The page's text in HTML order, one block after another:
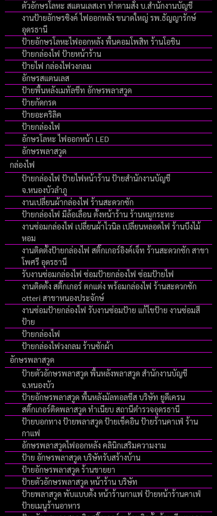
ตัวอักษรโลหะ สแตนเลสเงา ทำตามสั่ง บ.สำนักงานบัญชี
งานป้ายอักษรซิงค์ ไฟออกหลัง ขนาดใหญ่ รพ.ธัญญารักษ์
อุดรธานี
ป้ายอักษรโลหะไฟออกหลัง พื้นคอมโพสิท ร้านโอชิน
ป้ายกล่องไฟ ป้ายหน้าร้าน
ป้ายไฟ กล่องไฟวงกลม
อักษรสแตนเลส
ป้ายพื้นหลังเมทัลชีท อักษรพลาสวูด
ป้ายกัดกรด
ป้ายอะคริลิค
ป้ายกล่องไฟ
อักษรโลหะ ไฟออกหน้า LED
อักษรพลาสวูด
กล่องไฟ
ป้ายกล่องไฟ ป้ายไฟหน้าร้าน ป้ายสำนักงานบัญชี
จ.หนองบัวลำภู
งานเปลี่ยนผ้ากล่องไฟ ร้านสะดวกซัก
ป้ายกล่องไฟ มีล้อเลื่อน ตั้งหน้าร้าน ร้านหมูกระทะ
งานซ่อมกล่องไฟ เปลี่ยนผ้าไวนิล เปลี่ยนหลอดไฟ ร้านบึงไม้
หอม
งานติดตั้งป้ายกล่องไฟ สติ๊กเกอร์อิงค์เจ็ท ร้านสะดวกซัก สาขา
โพศรี อุดรธานี
รับงานซ่อมกล่องไฟ ซ่อมป้ายกล่องไฟ ซ่อมป้ายไฟ
งานติดตั้ง สติ๊กเกอร์ ตกแต่ง พร้อมกล่องไฟ ร้านสะดวกซัก
otteri สาขาหนองประจักษ์
งานซ่อมป้ายกล่องไฟ รับงานซ่อมป้าย แก้ไขป้าย งานซ่อมสี
ป้าย
ป้ายกล่องไฟ
ป้ายกล่องไฟวงกลม ร้านซักผ้า
อักษรพลาสวูด
ป้ายตัวอักษรพลาสวูด พื้นหลังพลาสวูด สำนักงานบัญชี
จ.หนองบัว
ป้ายอักษรพลาสวูด พื้นหลังมัลทอลชีส บริษัท ยูดีเครน
สติ๊กเกอร์ติดพลาสวูด ทำเนียบ สถานีตำรวจอุดรธานี
ป้ายบอกทาง ป้ายพลาสวูด ป้ายเช็คอิน ป้ายร้านคาเฟ่ ร้าน
กาแฟ
อักษรพลาสวูดไฟออกหลัง คลินิกเสริมความงาม
ป้าย อักษรพลาสวูด บริษัทรับสร้างบ้าน
ป้ายอักษรพลาสวูด ร้านขายยา
ป้ายตัวอักษรพลาสวูด หน้าร้าน บริษัท
ป้ายพลาสวูด พับแบบตั้ง หน้าร้านกาแฟ ป้ายหน้าร้านคาเฟ่
ป้ายเมนูร้านอาหาร